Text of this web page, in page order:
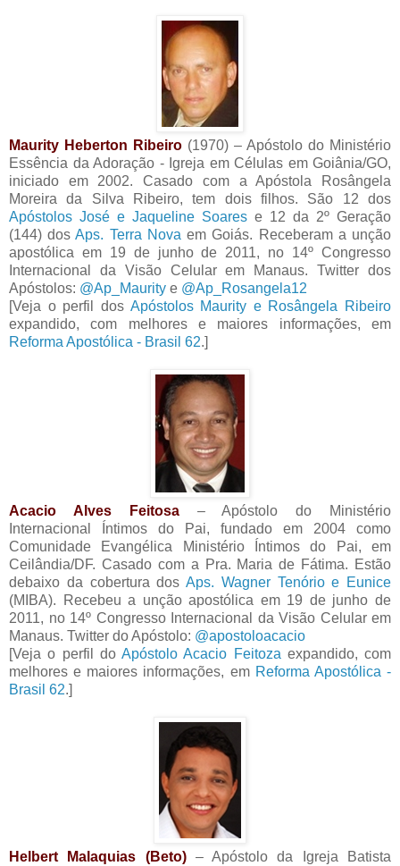
Maurity Heberton Ribeiro (1970) – Apóstolo do Ministério
Essência da Adoração - Igreja em Células em Goiânia/GO,
iniciado em 2002. Casado com a Apóstola Rosângela
Moreira da Silva Ribeiro, tem dois filhos. São 12 dos
Apóstolos José e Jaqueline Soares e 12 da 2º Geração
(144) dosAps. Terra Nova em Goiás. Receberam a unção
apostólica em 19 de junho de 2011, no 14º Congresso
Internacional da Visão Celular em Manaus. Twitter dos
Apóstolos: @Ap_Maurity e @Ap_Rosangela12
[Veja o perfil dos Apóstolos Maurity e Rosângela Ribeiro
expandido, com melhores e maiores informações, em
Reforma Apostólica - Brasil 62.]
Acacio Alves Feitosa– Apóstolo do Ministério
Internacional Íntimos do Pai, fundado em 2004 como
Comunidade Evangélica Ministério Íntimos do Pai, em
Ceilândia/DF. Casado com a Pra. Maria de Fátima. Estão
debaixo da cobertura dos Aps. Wagner Tenório e Eunice
(MIBA). Recebeu a unção apostólica em 19 de junho de
2011, no 14º Congresso Internacional da Visão Celular em
Manaus. Twitter do Apóstolo: @apostoloacacio
[Veja o perfil do Apóstolo Acacio Feitoza expandido, com
melhores e maiores informações, em Reforma Apostólica -
Brasil 62.]
Helbert Malaquias (Beto)– Apóstolo da Igreja Batista